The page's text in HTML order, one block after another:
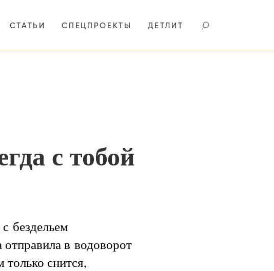
СТАТЬИ СПЕЦПРОЕКТЫ ДЕТЛИТ
с тобой
бездельем
в водоворот
снится,